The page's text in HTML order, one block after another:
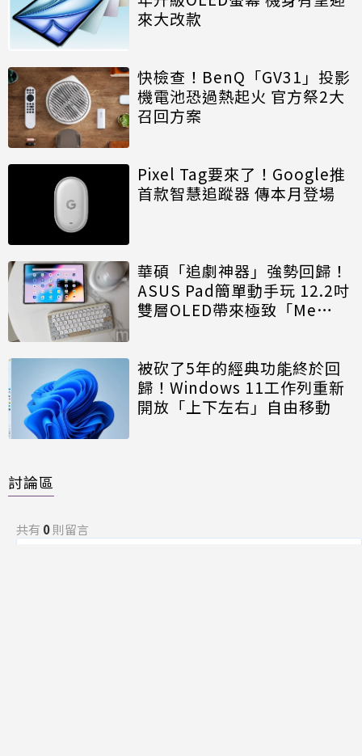
來大改款
快檢查！BenQ「GV31」投影
機電池恐過熱起火 官方祭2大
召回方案
Pixel Tag要來了！Google推
首款智慧追蹤器 傳本月登場
華碩「追劇神器」強勢回歸！
ASUS Pad簡單動手玩 12.2吋
雙層OLED帶來極致「Me
被砍了5年的經典功能終於回
歸！Windows 11工作列重新
開放「上下左右」自由移動
討論區
共有 0則留言